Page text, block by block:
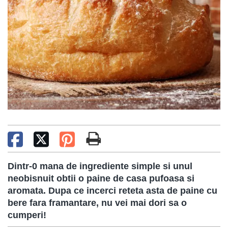
Dintr-0 mana de ingrediente simple si unul
neobisnuit obtii o paine de casa pufoasa si
aromata. Dupa ce incerci reteta asta de paine cu
bere fara framantare, nu vei mai dori sa o
cumperi!